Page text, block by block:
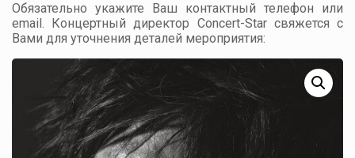
Обязательно укажите Ваш контактный телефон или
email. Концертный директор Concert-Star свяжется с
Вами для уточнения деталей мероприятия: